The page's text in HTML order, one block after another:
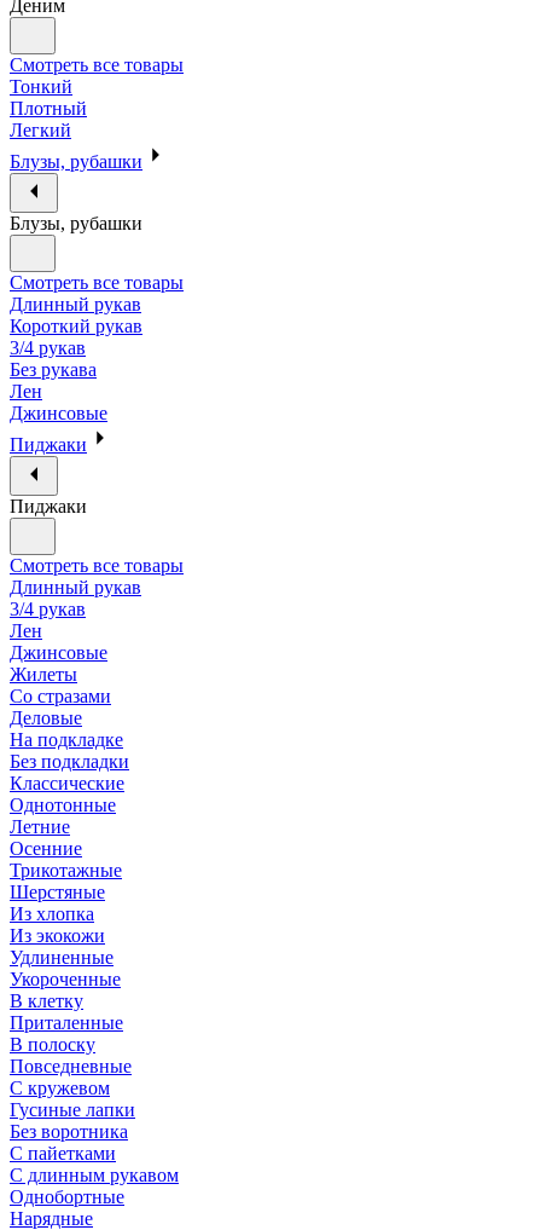
Деним
Смотреть все товары
Тонкий
Плотный
Легкий
Блузы, рубашки
Блузы, рубашки
Смотреть все товары
Длинный рукав
Короткий рукав
3/4 рукав
Без рукава
Лен
Джинсовые
Пиджаки
Пиджаки
Смотреть все товары
Длинный рукав
3/4 рукав
Лен
Джинсовые
Жилеты
Со стразами
Деловые
На подкладке
Без подкладки
Классические
Однотонные
Летние
Осенние
Трикотажные
Шерстяные
Из хлопка
Из экокожи
Удлиненные
Укороченные
В клетку
Приталенные
В полоску
Повседневные
С кружевом
Гусиные лапки
Без воротника
С пайетками
С длинным рукавом
Однобортные
Нарядные